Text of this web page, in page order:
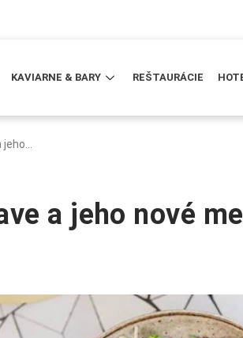
KAVIARNE & BARY REŠTAURÁCIE
jeho…
a jeho nové